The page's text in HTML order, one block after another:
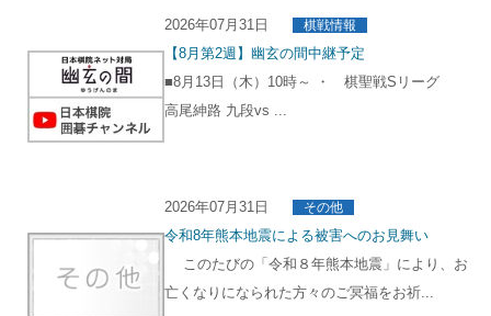
2026年07月31日 棋戦情報
【8月第2週】幽玄の間中継予定
■8月13日（木）10時～ ・ 棋聖戦Sリーグ
高尾紳路 九段vs ...
2026年07月31日 その他
令和8年熊本地震による被害へのお見舞い
このたびの「令和８年熊本地震」により、お
亡くなりになられた方々のご冥福をお祈...